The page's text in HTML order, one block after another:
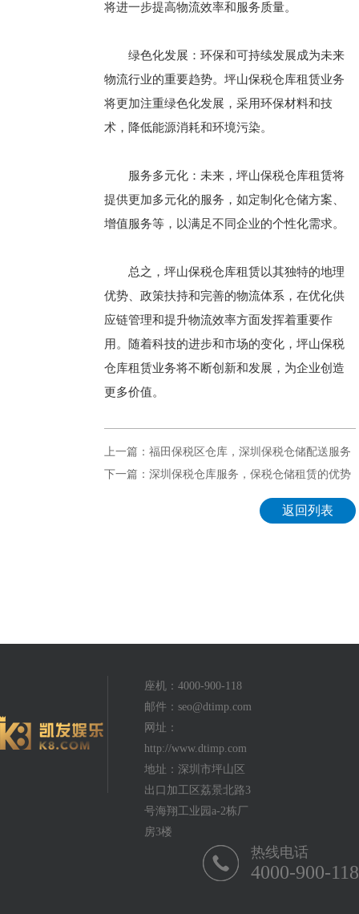
将进一步提高物流效率和服务质量。
绿色化发展：环保和可持续发展成为未来
物流行业的重要趋势。坪山保税仓库租赁业务
将更加注重绿色化发展，采用环保材料和技
术，降低能源消耗和环境污染。
服务多元化：未来，坪山保税仓库租赁将
提供更加多元化的服务，如定制化仓储方案、
增值服务等，以满足不同企业的个性化需求。
总之，坪山保税仓库租赁以其独特的地理
优势、政策扶持和完善的物流体系，在优化供
应链管理和提升物流效率方面发挥着重要作
用。随着科技的进步和市场的变化，坪山保税
仓库租赁业务将不断创新和发展，为企业创造
更多价值。
上一篇：福田保税区仓库，深圳保税仓储配送服务
下一篇：深圳保税仓库服务，保税仓储租赁的优势
返回列表
座机：4000-900-118
邮件：seo@dtimp.com
网址：
http://www.dtimp.com
地址：深圳市坪山区
出口加工区荔景北路3
号海翔工业园a-2栋厂
房3楼
热线电话
4000-900-118